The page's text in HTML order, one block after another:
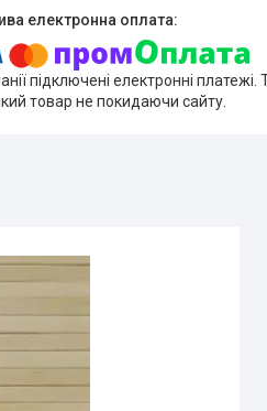
підключені електронні
товар не покидаючи сайту.